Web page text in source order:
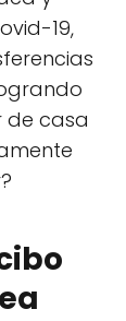
19,
de casa